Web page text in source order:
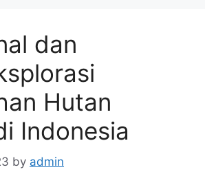
dan
Hutan
Indonesia
by admin